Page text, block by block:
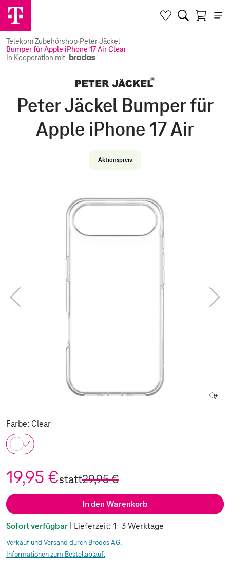
Telekom Zubehörshop·Peter Jäckel·
Bumper für Apple iPhone 17 Air Clear
In Kooperation mit
Peter Jäckel Bumper für
Apple iPhone 17 Air
Aktionspreis
Farbe: Clear
19,95 €statt29,95 €
In den Warenkorb
Sofort verfügbar | Lieferzeit: 1-3 Werktage
Verkauf und Versand durch Brodos AG.
Informationen zum Bestellablauf.